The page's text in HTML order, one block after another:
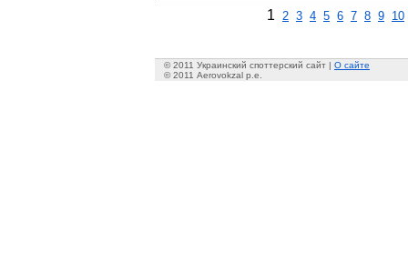
1 2 3 4 5 6 7 8 9 10
© 2011 Украинский споттерский сайт | О сайте
© 2011 Aerovokzal p.e.